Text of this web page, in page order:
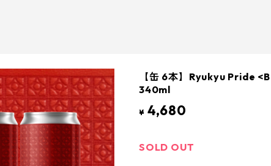
【缶 6本】Ryukyu Pride
340ml
¥ 4,680
SOLD OUT